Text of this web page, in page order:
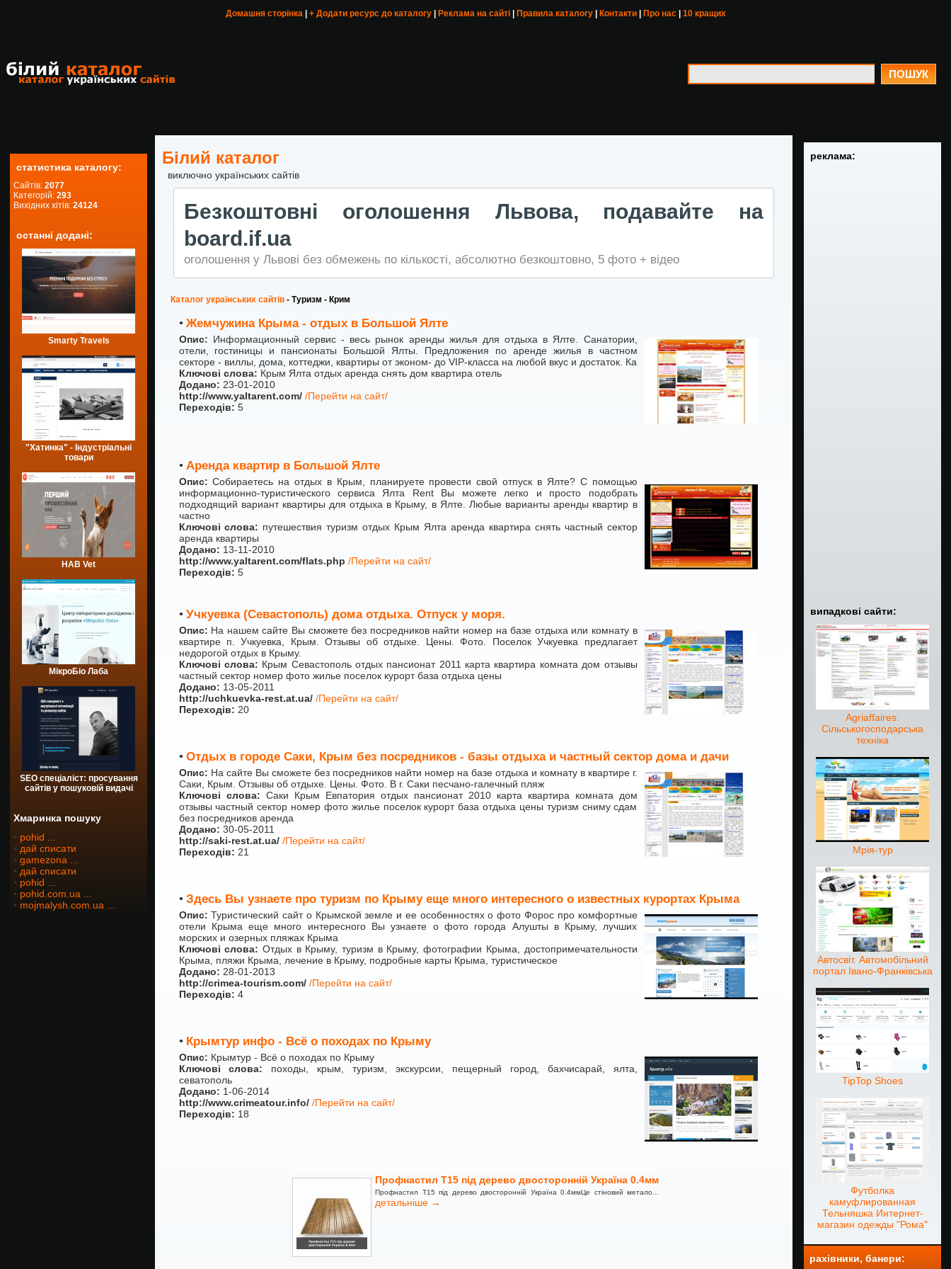
Домашня сторінка| + Додати ресурс до каталогу| Реклама на сайті| Правила каталогу| Контакти| Про нас| 10 кращих
ПОШУК
статистика каталогу:
Сайтів: 2077
Категорій: 293
Вихідних хітів: 24124
останні додані:
Smarty Travels
"Хатинка" - Індустріальні
товари
HAB Vet
МікроБіо Лаба
SEO спеціаліст: просування
сайтів у пошуковій видачі
Хмаринка пошуку
• pohid ...
• дай списати
• gamezona ...
• дай списати
• pohid ...
• pohid.com.ua ...
• mojmalysh.com.ua ...
Білий каталог
виключно українських сайтів
Безкоштовні оголошення Львова, подавайте на
board.if.ua
оголошення у Львові без обмежень по кількості, абсолютно безкоштовно, 5 фото + відео
Каталог українських сайтів- Туризм - Крим
• Жемчужина Крыма - отдых в Большой Ялте
Опис: Информационный сервис - весь рынок аренды жилья для отдыха в Ялте. Санатории,
отели, гостиницы и пансионаты Большой Ялты. Предложения по аренде жилья в частном
секторе - виллы, дома, коттеджи, квартиры от эконом- до VIP-класса на любой вкус и достаток. Ка
Ключові слова: Крым Ялта отдых аренда снять дом квартира отель
Додано: 23-01-2010
http://www.yaltarent.com/ /Перейти на сайт/
Переходів: 5
• Аренда квартир в Большой Ялте
Опис:Собираетесь на отдых в Крым, планируете провести свой отпуск в Ялте? С помощью
информационно-туристического сервиса Ялта Rent Вы можете легко и просто подобрать
подходящий вариант квартиры для отдыха в Крыму, в Ялте. Любые варианты аренды квартир в
частно
Ключові слова: путешествия туризм отдых Крым Ялта аренда квартира снять частный сектор
аренда квартиры
Додано: 13-11-2010
http://www.yaltarent.com/flats.php /Перейти на сайт/
Переходів: 5
• Учкуевка (Севастополь) дома отдыха. Отпуск у моря.
Опис: На нашем сайте Вы сможете без посредников найти номер на базе отдыха или комнату в
квартире п. Учкуевка, Крым. Отзывы об отдыхе. Цены. Фото. Поселок Учкуевка предлагает
недорогой отдых в Крыму.
Ключові слова: Крым Севастополь отдых пансионат 2011 карта квартира комната дом отзывы
частный сектор номер фото жилье поселок курорт база отдыха цены
Додано: 13-05-2011
http://uchkuevka-rest.at.ua/ /Перейти на сайт/
Переходів: 20
• Отдых в городе Саки, Крым без посредников - базы отдыха и частный сектор дома и дачи
Опис: На сайте Вы сможете без посредников найти номер на базе отдыха и комнату в квартире г.
Саки, Крым. Отзывы об отдыхе. Цены. Фото. В г. Саки песчано-галечный пляж
Ключові слова: Саки Крым Евпатория отдых пансионат 2010 карта квартира комната дом
отзывы частный сектор номер фото жилье поселок курорт база отдыха цены туризм сниму сдам
без посредников аренда
Додано: 30-05-2011
http://saki-rest.at.ua/ /Перейти на сайт/
Переходів: 21
• Здесь Вы узнаете про туризм по Крыму еще много интересного о известных курортах Крыма
Опис:Туристический сайт о Крымской земле и ее особенностях о фото Форос про комфортные
отели Крыма еще много интересного Вы узнаете о фото города Алушты в Крыму, лучших
морских и озерных пляжах Крыма
Ключові слова: Отдых в Крыму, туризм в Крыму, фотографии Крыма, достопримечательности
Крыма, пляжи Крыма, лечение в Крыму, подробные карты Крыма, туристическое
Додано: 28-01-2013
http://crimea-tourism.com/ /Перейти на сайт/
Переходів: 4
• Крымтур инфо - Всё о походах по Крыму
Опис: Крымтур - Всё о походах по Крыму
Ключові слова: походы, крым, туризм, экскурсии, пещерный город, бахчисарай, ялта,
севатополь
Додано: 1-06-2014
http://www.crimeatour.info/ /Перейти на сайт/
Переходів: 18
Профнастил Т15 під дерево двосторонній Україна 0.4мм
Профнастил Т15 під дерево двосторонній Україна 0.4ммЦе стіновий метало...
детальніше →
реклама:
випадкові сайти:
Agriaffaires:
Сільськогосподарська
техніка
Мрія-тур
Автосвіт. Автомобільний
портал Івано-Франківська
TipTop Shoes
Футболка
камуфлированная
Тельняшка Интернет-
магазин одежды "Рома"
рахівники, банери: